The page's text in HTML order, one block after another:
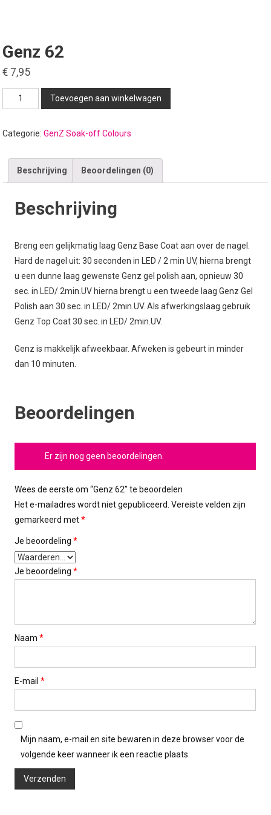
Genz 62
€ 7,95
Genz
62
Toevoegen aan winkelwagen
Categorie:GenZ Soak-off Colours
Beschrijving Beoordelingen (0)
Beschrijving
Breng een gelijkmatig laag Genz Base Coat aan over de nagel.
Hard de nagel uit: 30 seconden in LED / 2 min UV, hierna brengt
u een dunne laag gewenste Genz gel polish aan, opnieuw 30
sec. in LED/ 2min.UV hierna brengt u een tweede laag Genz Gel
Polish aan 30 sec. in LED/ 2min.UV. Als afwerkingslaag gebruik
Genz Top Coat 30 sec. in LED/ 2min.UV.
Genz is makkelijk afweekbaar. Afweken is gebeurt in minder
dan 10 minuten.
Beoordelingen
Er zijn nog geen beoordelingen.
Wees de eerste om “Genz 62” te beoordelen
Het e-mailadres wordt niet gepubliceerd. Vereiste velden zijn
gemarkeerd met*
Je beoordeling*
Je beoordeling*
Naam*
E-mail*
Mijn naam, e-mail en site bewaren in deze browser voor de
volgende keer wanneer ik een reactie plaats.